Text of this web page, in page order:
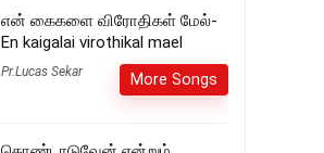
என் கைகளை விரோதிகள் மேல்-
En kaigalai virothikal mael
Pr.Lucas Sekar More Songs